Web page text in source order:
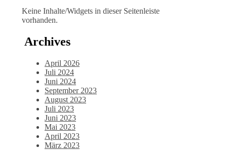
Keine Inhalte/Widgets in dieser Seitenleiste
vorhanden.
Archives
April 2026
Juli 2024
Juni 2024
September 2023
August 2023
Juli 2023
Juni 2023
Mai 2023
April 2023
März 2023